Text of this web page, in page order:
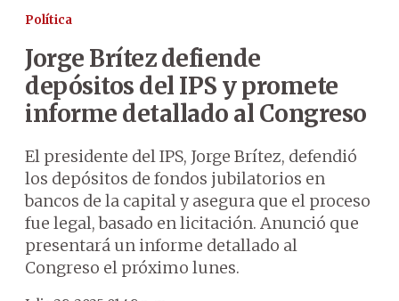
Política
Jorge Brítez defiende
depósitos del IPS y promete
informe detallado al Congreso
El presidente del IPS, Jorge Brítez, defendió
los depósitos de fondos jubilatorios en
bancos de la capital y asegura que el proceso
fue legal, basado en licitación. Anunció que
presentará un informe detallado al
Congreso el próximo lunes.